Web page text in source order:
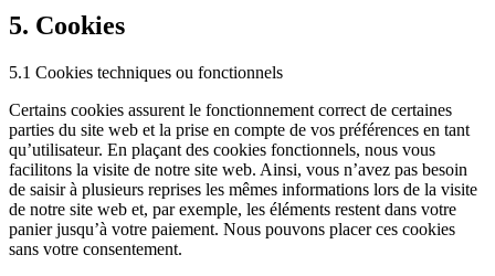
5. Cookies
5.1 Cookies techniques ou fonctionnels
Certains cookies assurent le fonctionnement correct de certaines
parties du site web et la prise en compte de vos préférences en tant
qu’utilisateur. En plaçant des cookies fonctionnels, nous vous
facilitons la visite de notre site web. Ainsi, vous n’avez pas besoin
de saisir à plusieurs reprises les mêmes informations lors de la visite
de notre site web et, par exemple, les éléments restent dans votre
panier jusqu’à votre paiement. Nous pouvons placer ces cookies
sans votre consentement.